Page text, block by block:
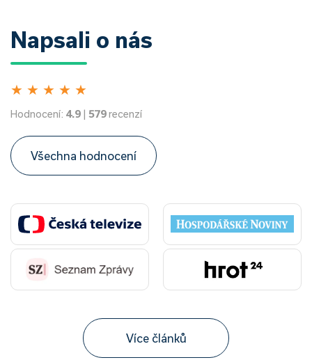
Napsali o nás
★ ★ ★ ★ ★
Hodnocení: 4.9 | 579recenzí
Všechna hodnocení
Více článků